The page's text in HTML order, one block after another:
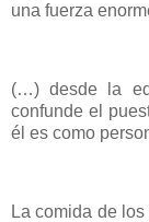
una fuerza
(…) desde la
confunde el
él es como
La comida de